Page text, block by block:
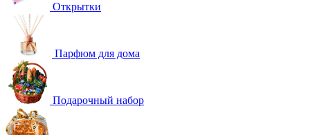
Открытки
Парфюм для дома
Подарочный набор